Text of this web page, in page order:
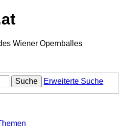
Wiener Opernballes
Suche Erweiterte Suche